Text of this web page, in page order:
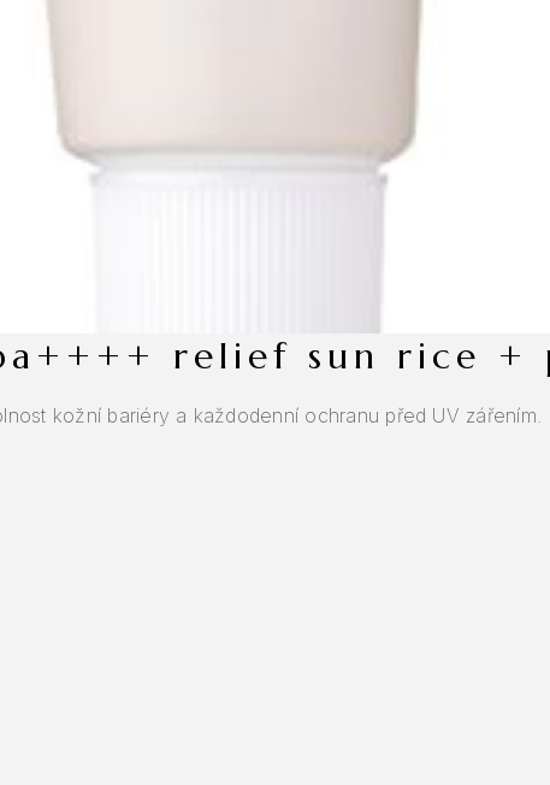
relief sun rice +
kožní bariéry a každodenní ochranu před UV